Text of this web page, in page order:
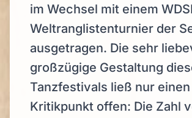
im Wechsel mit einem
Weltranglistenturnier der
ausgetragen. Die sehr
großzügige Gestaltung
Tanzfestivals ließ nur einen
Kritikpunkt offen: Die Zahl